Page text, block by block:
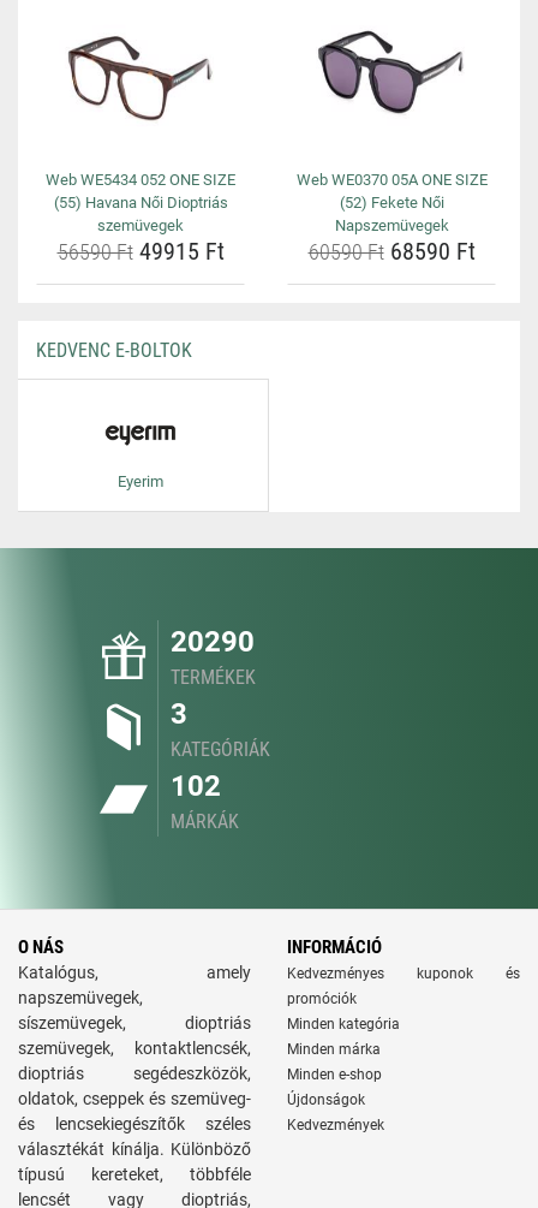
Web WE5434 052 ONE SIZE
(55) Havana Női Dioptriás
szemüvegek
56590 Ft49915 Ft
Web WE0370 05A ONE SIZE
(52) Fekete Női
Napszemüvegek
60590 Ft68590 Ft
KEDVENC E-BOLTOK
Eyerim
20290
TERMÉKEK
3
KATEGÓRIÁK
102
MÁRKÁK
O NÁS
Katalógus, amely
napszemüvegek,
síszemüvegek, dioptriás
szemüvegek, kontaktlencsék,
dioptriás segédeszközök,
oldatok, cseppek és szemüveg-
és lencsekiegészítők széles
választékát kínálja. Különböző
típusú kereteket, többféle
lencsét vagy dioptriás,
INFORMÁCIÓ
Kedvezményes kuponok és
promóciók
Minden kategória
Minden márka
Minden e-shop
Újdonságok
Kedvezmények